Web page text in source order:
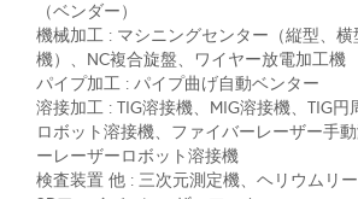
（ベンダー）
機械加工 : マシニングセンター（縦型、
機）、NC複合旋盤、ワイヤー放電加工機
パイプ加工 : パイプ曲げ自動ベンター
溶接加工 : TIG溶接機、MIG溶接機、TIG円
ロボット溶接機、ファイバーレーザー手
ーレーザーロボット溶接機
検査装置 他 : 三次元測定機、ヘリウムリー